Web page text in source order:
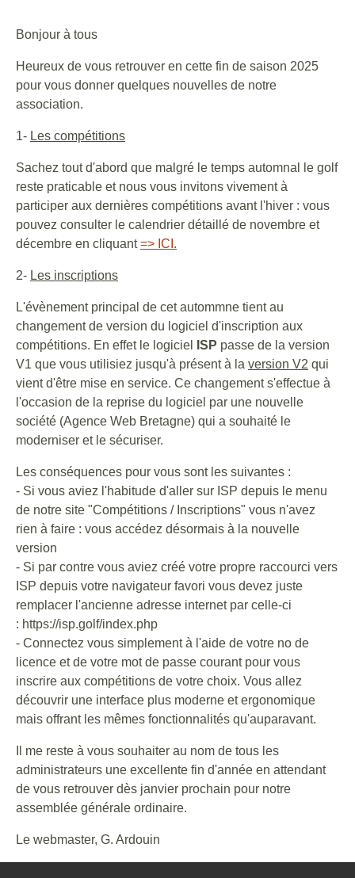
Bonjour à tous
Heureux de vous retrouver en cette fin de saison 2025
pour vous donner quelques nouvelles de notre
association.
1- Les compétitions
Sachez tout d'abord que malgré le temps automnal le golf
reste praticable et nous vous invitons vivement à
participer aux dernières compétitions avant l'hiver : vous
pouvez consulter le calendrier détaillé de novembre et
décembre en cliquant=> ICI.
2- Les inscriptions
L'évènement principal de cet autommne tient au
changement de version du logiciel d'inscription aux
compétitions. En effet le logiciel
ISP passe de la version
V1 que vous utilisiez jusqu'à présent à la version V2 qui
vient d'être mise en service. Ce changement s'effectue à
l'occasion de la reprise du logiciel par une nouvelle
société (Agence Web Bretagne) qui a souhaité le
moderniser et le sécuriser.
Les conséquences pour vous sont les suivantes :
- Si vous aviez l'habitude d'aller sur ISP depuis le menu
de notre site "Compétitions / Inscriptions" vous n'avez
rien à faire : vous accédez désormais à la nouvelle
version
- Si par contre vous aviez créé votre propre raccourci vers
ISP depuis votre navigateur favori vous devez juste
remplacer l'ancienne adresse internet par celle-ci
: https://isp.golf/index.php
- Connectez vous simplement à l'aide de votre no de
licence et de votre mot de passe courant pour vous
inscrire aux compétitions de votre choix. Vous allez
découvrir une interface plus moderne et ergonomique
mais offrant les mêmes fonctionnalités qu'auparavant.
Il me reste à vous souhaiter au nom de tous les
administrateurs une excellente fin d'année en attendant
de vous retrouver dès janvier prochain pour notre
assemblée générale ordinaire.
Le webmaster, G. Ardouin